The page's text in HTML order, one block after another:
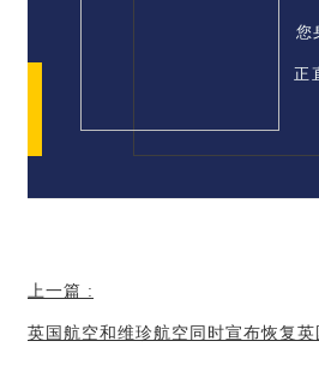
您
正
上一篇 :
英国航空和维珍航空同时宣布恢复英